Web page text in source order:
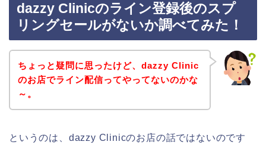
dazzy Clinicのライン登録後のスプ
リングセールがないか調べてみた！
ちょっと疑問に思ったけど、dazzy Clinic
のお店でライン配信ってやってないのかな
～。
というのは、dazzy Clinicのお店の話ではないのです